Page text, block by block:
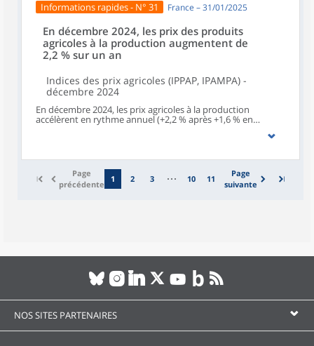
vingt-et-unième mois consécutif (‑0,8 % en janvier après
après +0,2 %).
Informations rapides - N° 31 France – 31/01/2025
En décembre 2024, les prix des produits
agricoles à la production augmentent de
2,2 % sur un an
Indices des prix agricoles (IPPAP, IPAMPA) -
décembre 2024
En décembre 2024, les prix agricoles à la production
accélèrent en rythme annuel (+2,2 % après +1,6 % en
novembre). Sur un mois, les prix à la production des
produits agricoles non impactés par un caractère saisonnier
fleurs coupées et plantes en pots – continuent d’augmenter
(+1,9 %, après +1,8 % en novembre).Les prix d’achat des
moyens de production agricole reculent sur un an pour le
vingtième mois consécutif (‑2,4 % en décembre après ‑3,3 %
Page
précédente
1 2 3 10 11
Page
suivante
NOS SITES PARTENAIRES